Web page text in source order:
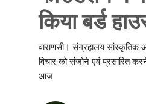
लाइफस्टाइल
किया बर्ड
वाराणसी। संग्रहालय
विचार को संजोने एवं प्रसारित
आज